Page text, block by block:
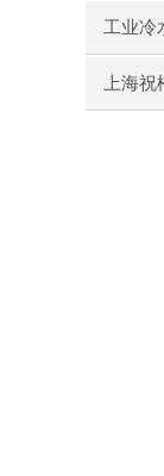
工业冷
上海